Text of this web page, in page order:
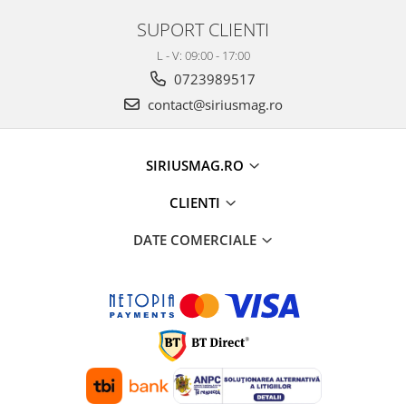
SUPORT CLIENTI
L - V: 09:00 - 17:00
0723989517
contact@siriusmag.ro
SIRIUSMAG.RO
CLIENTI
DATE COMERCIALE